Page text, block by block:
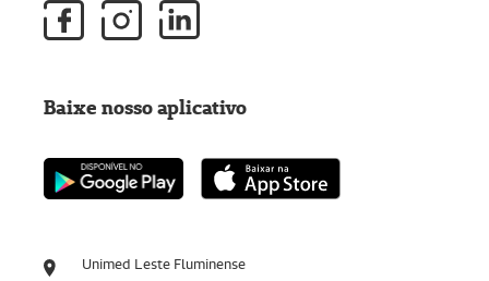
Unimed Leste Fluminense
Baixe nosso aplicativo